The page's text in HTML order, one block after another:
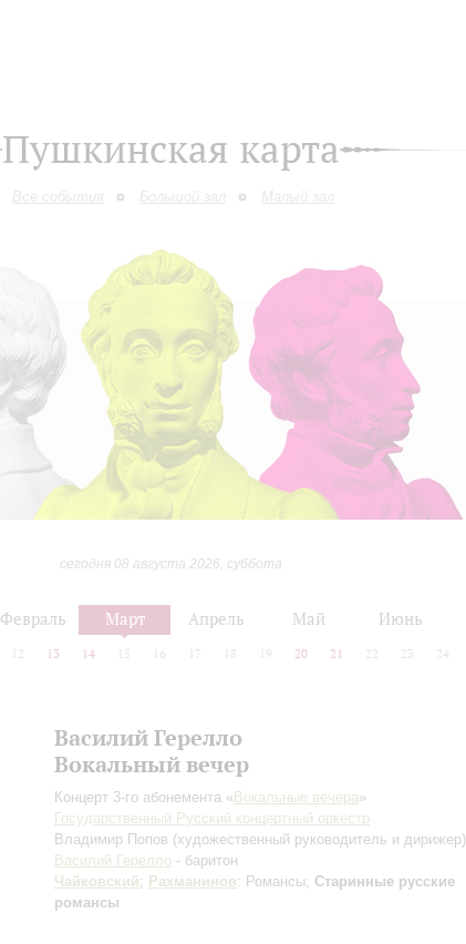
Пушкинская карта
Все события Большой зал Малый зал
сегодня 08 августа 2026, суббота
Февраль Март Апрель Май Июнь
12 13 14 15 16 17 18 19 20 21 22 23 24
Василий Герелло
Вокальный вечер
Концерт 3-го абонемента « Вокальные вечера»
Государственный Русский концертный оркестр
Владимир Попов (художественный руководитель и дирижер)
Василий Герелло - баритон
Чайковский; Рахманинов: Романсы; Старинные русские
романсы